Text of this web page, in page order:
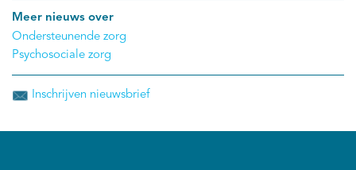
Meer nieuws over
Ondersteunende zorg
Psychosociale zorg
Inschrijven nieuwsbrief